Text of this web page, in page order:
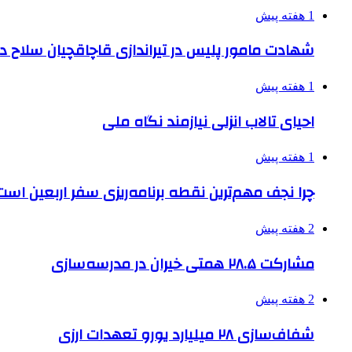
1 هفته پیش
شهادت مامور پلیس در تیراندازی قاچاقچیان سلاح
1 هفته پیش
احیای تالاب انزلی نیازمند نگاه ملی
1 هفته پیش
چرا نجف مهم‌ترین نقطه برنامه‌ریزی سفر اربعین
2 هفته پیش
مشارکت ۲۸.۵ همتی خیران در مدرسه‌سازی
2 هفته پیش
شفاف‌سازی ۲۸ میلیارد یورو تعهدات ارزی